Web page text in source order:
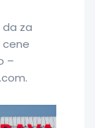
da za
–